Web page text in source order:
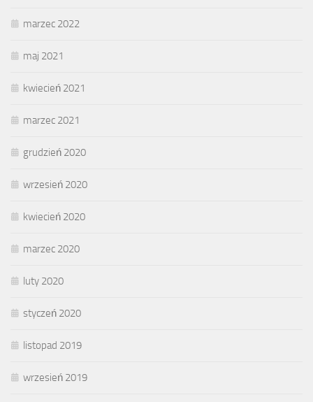
marzec 2022
maj 2021
kwiecień 2021
marzec 2021
grudzień 2020
wrzesień 2020
kwiecień 2020
marzec 2020
luty 2020
styczeń 2020
listopad 2019
wrzesień 2019